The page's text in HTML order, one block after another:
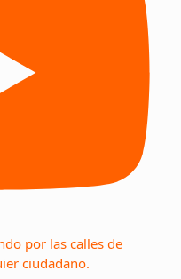
por las calles de
ciudadano.